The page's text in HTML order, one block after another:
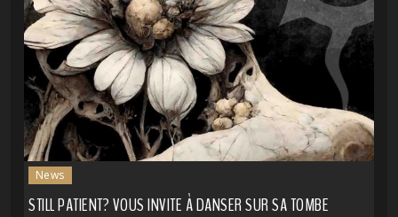
News
STILL PATIENT? VOUS INVITE À DANSER SUR SA TOMBE